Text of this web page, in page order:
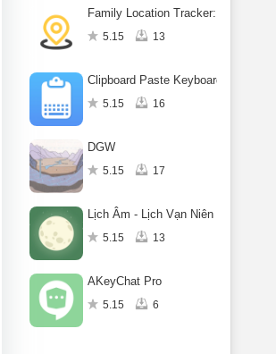
Family Location Tracker: Famfy
5.15 13
Clipboard Paste Keyboard
5.15 16
DGW
5.15 17
Lịch Âm - Lịch Vạn Niên 2025
5.15 13
AKeyChat Pro
5.15 6